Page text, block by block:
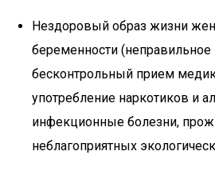
Нездоровый образ жизни
беременности (неправильное
бесконтрольный прием
употребление наркотиков и
инфекционные болезни,
неблагоприятных